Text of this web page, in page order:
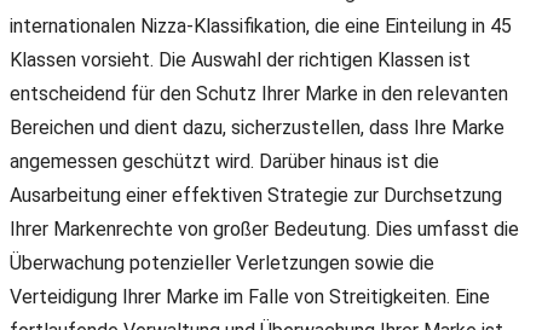
internationalen Nizza-Klassifikation, die eine Einteilung in 45
Klassen vorsieht. Die Auswahl der richtigen Klassen ist
entscheidend für den Schutz Ihrer Marke in den relevanten
Bereichen und dient dazu, sicherzustellen, dass Ihre Marke
angemessen geschützt wird. Darüber hinaus ist die
Ausarbeitung einer effektiven Strategie zur Durchsetzung
Ihrer Markenrechte von großer Bedeutung. Dies umfasst die
Überwachung potenzieller Verletzungen sowie die
Verteidigung Ihrer Marke im Falle von Streitigkeiten. Eine